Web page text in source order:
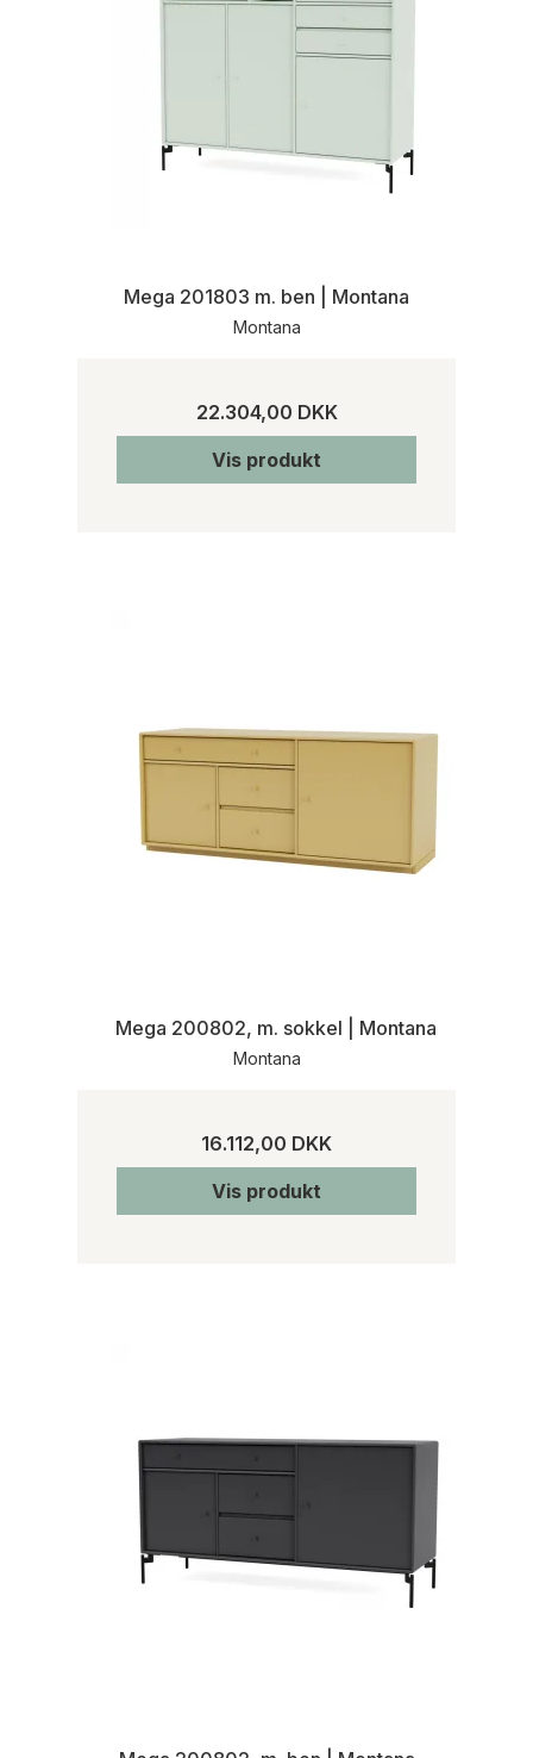
Mega 201803 m. ben | Montana
Montana
22.304,00 DKK
Vis produkt
Mega 200802, m. sokkel | Montana
Montana
16.112,00 DKK
Vis produkt